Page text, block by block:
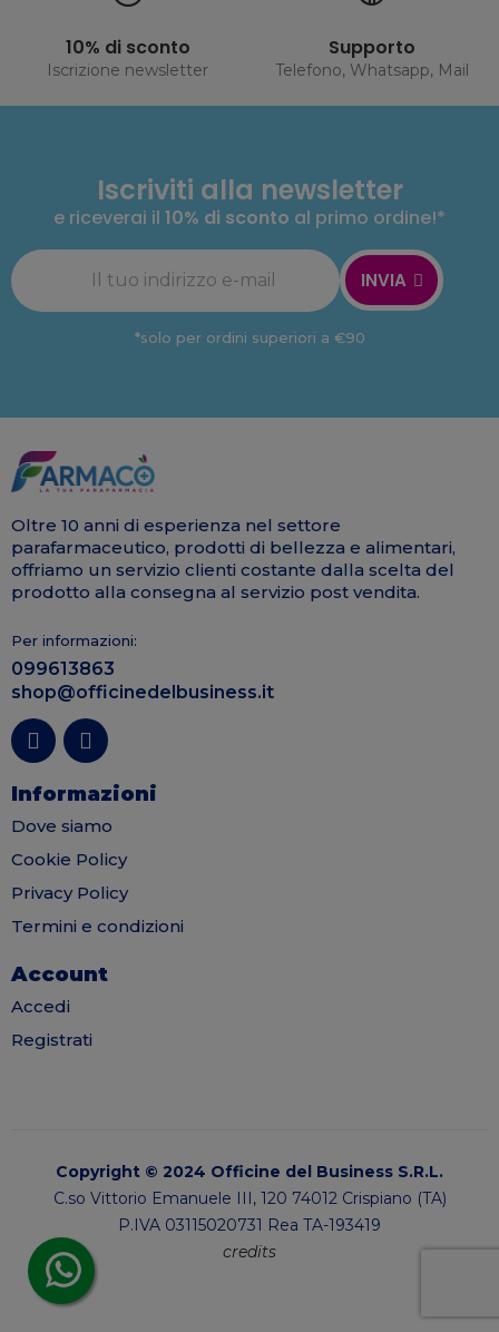
10% di sconto
Iscrizione newsletter
Supporto
Telefono, Whatsapp, Mail
Iscriviti alla newsletter
e riceverai il 10% di sconto al primo ordine!*
INVIA
*solo per ordini superiori a €90
Oltre 10 anni di esperienza nel settore
parafarmaceutico, prodotti di bellezza e alimentari,
offriamo un servizio clienti costante dalla scelta del
prodotto alla consegna al servizio post vendita.
Per informazioni:
099613863
shop@officinedelbusiness.it
Informazioni
Dove siamo
Cookie Policy
Privacy Policy
Termini e condizioni
Account
Accedi
Registrati
Copyright © 2024 Officine del Business S.R.L.
C.so Vittorio Emanuele III, 120 74012 Crispiano (TA)
P.IVA 03115020731 Rea TA-193419
credits